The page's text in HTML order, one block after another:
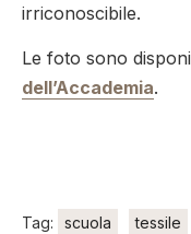
irriconoscibile.
Le foto sono
dell’Accademia.
Tag: scuola tessile